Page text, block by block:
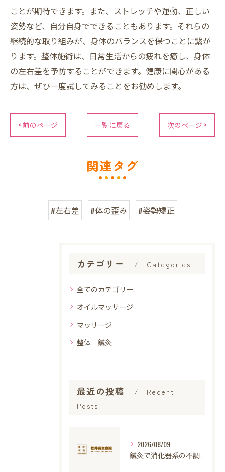
ことが期待できます。また、ストレッチや運動、正しい
姿勢など、自分自身でできることもあります。それらの
継続的な取り組みが、身体のバランスを保つことに繋が
ります。整体施術は、日常生活からの疲れを癒し、身体
の左右差を予防することができます。健康に関心がある
方は、ぜひ一度試してみることをお勧めします。
< 前のページ 一覧に戻る 次のページ >
関連タグ
#左右差 #体の歪み #姿勢矯正
カテゴリー Categories
全てのカテゴリー
オイルマッサージ
マッサージ
整体 鍼灸
最近の投稿
Recent
Posts
2026/08/09